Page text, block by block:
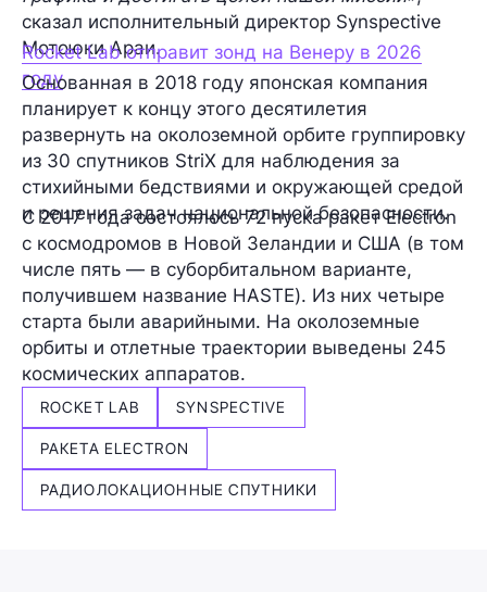
сказал исполнительный директор Synspective
Мотоюки Араи.
Rocket Lab отправит зонд на Венеру в 2026
году
Основанная в 2018 году японская компания
планирует к концу этого десятилетия
развернуть на околоземной орбите группировку
из 30 спутников StriX для наблюдения за
стихийными бедствиями и окружающей средой
и решения задач национальной безопасности.
С 2017 года состоялось 72 пуска ракет Electron
с космодромов в Новой Зеландии и США (в том
числе пять — в суборбитальном варианте,
получившем название HASTE). Из них четыре
старта были аварийными. На околоземные
орбиты и отлетные траектории выведены 245
космических аппаратов.
ROCKET LAB SYNSPECTIVE
РАКЕТА ELECTRON
РАДИОЛОКАЦИОННЫЕ СПУТНИКИ